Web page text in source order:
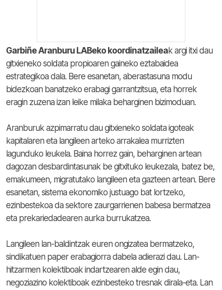
Garbiñe Aranburu LABeko koordinatzaileak argi itxi dau
gitxieneko soldata propioaren gaineko eztabaidea
estrategikoa dala. Bere esanetan, aberastasuna modu
bidezkoan banatzeko erabagi garrantzitsua, eta horrek
eragin zuzena izan leike milaka beharginen bizimoduan.
Aranburuk azpimarratu dau gitxieneko soldata igoteak
kapitalaren eta langileen arteko arrakalea murrizten
lagunduko leukela. Baina horrez gain, beharginen artean
dagozan desbardintasunak be gitxituko leukezala, batez be,
emakumeen, migratutako langileen eta gazteen artean. Bere
esanetan, sistema ekonomiko justuago bat lortzeko,
ezinbestekoa da sektore zaurgarrienen babesa bermatzea
eta prekariedadearen aurka burrukatzea.
Langileen lan-baldintzak euren ongizatea bermatzeko,
sindikatuen paper erabagiorra dabela adierazi dau. Lan-
hitzarmen kolektiboak indartzearen alde egin dau,
negoziazino kolektiboak ezinbesteko tresnak dirala-eta. Lan